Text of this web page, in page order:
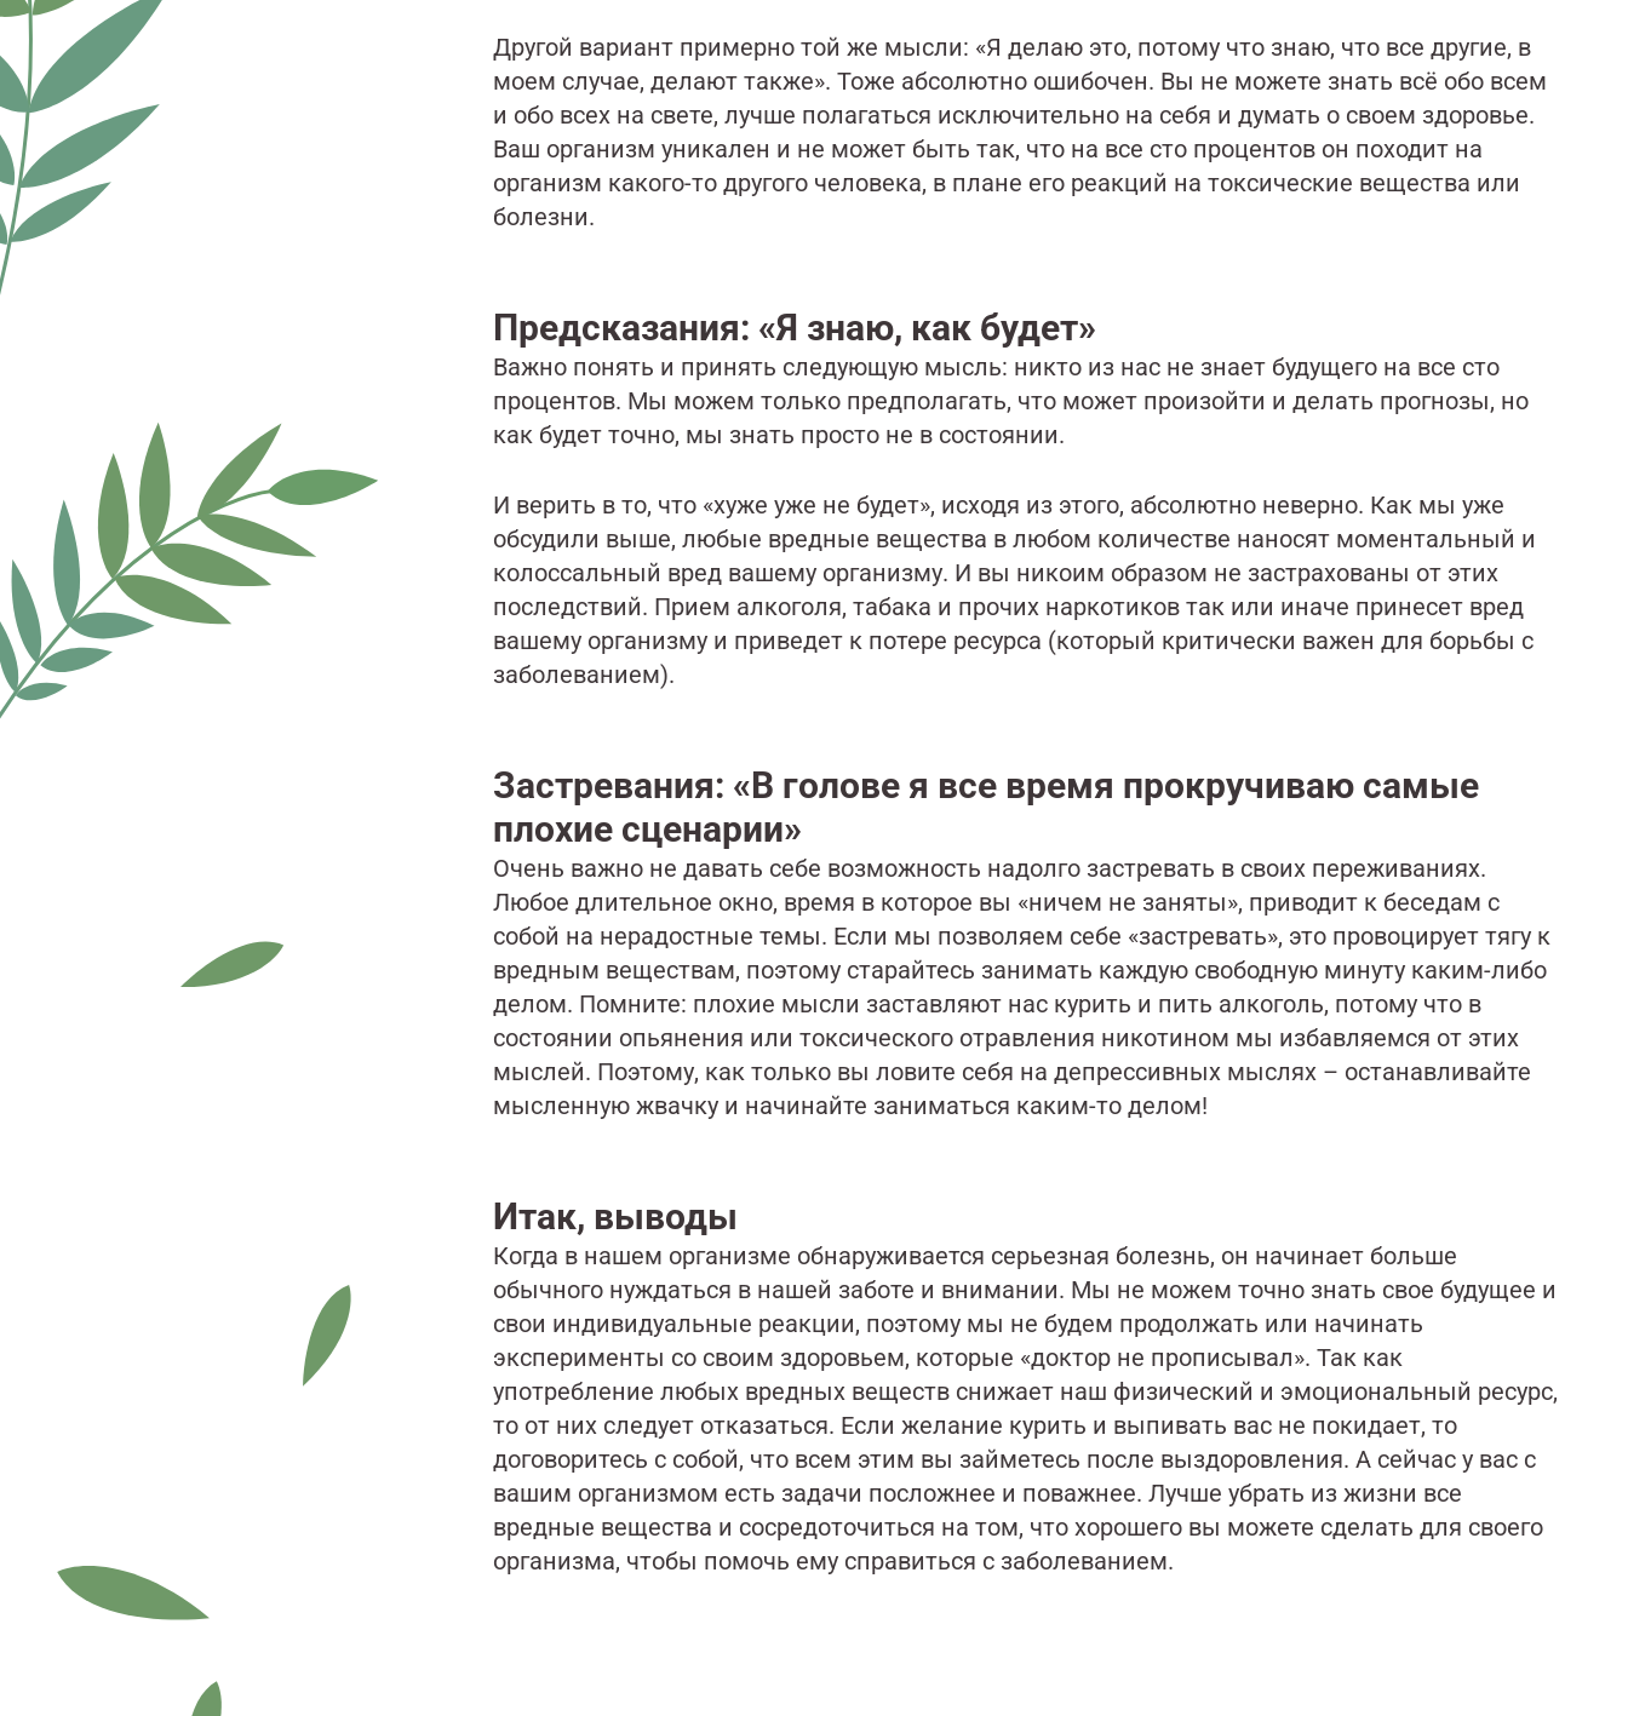
Другой вариант примерно той же мысли: «Я делаю это, потому что знаю, что все другие, в
моем случае, делают также». Тоже абсолютно ошибочен. Вы не можете знать всё обо всем
и обо всех на свете, лучше полагаться исключительно на себя и думать о своем здоровье.
Ваш организм уникален и не может быть так, что на все сто процентов он походит на
организм какого-то другого человека, в плане его реакций на токсические вещества или
болезни.
Предсказания: «Я знаю, как будет»
Важно понять и принять следующую мысль: никто из нас не знает будущего на все сто
процентов. Мы можем только предполагать, что может произойти и делать прогнозы, но
как будет точно, мы знать просто не в состоянии.
И верить в то, что «хуже уже не будет», исходя из этого, абсолютно неверно. Как мы уже
обсудили выше, любые вредные вещества в любом количестве наносят моментальный и
колоссальный вред вашему организму. И вы никоим образом не застрахованы от этих
последствий. Прием алкоголя, табака и прочих наркотиков так или иначе принесет вред
вашему организму и приведет к потере ресурса (который критически важен для борьбы с
заболеванием).
Застревания: «В голове я все время прокручиваю самые
плохие сценарии»
Очень важно не давать себе возможность надолго застревать в своих переживаниях.
Любое длительное окно, время в которое вы «ничем не заняты», приводит к беседам с
собой на нерадостные темы. Если мы позволяем себе «застревать», это провоцирует тягу к
вредным веществам, поэтому старайтесь занимать каждую свободную минуту каким-либо
делом. Помните: плохие мысли заставляют нас курить и пить алкоголь, потому что в
состоянии опьянения или токсического отравления никотином мы избавляемся от этих
мыслей. Поэтому, как только вы ловите себя на депрессивных мыслях – останавливайте
мысленную жвачку и начинайте заниматься каким-то делом!
Итак, выводы
Когда в нашем организме обнаруживается серьезная болезнь, он начинает больше
обычного нуждаться в нашей заботе и внимании. Мы не можем точно знать свое будущее и
свои индивидуальные реакции, поэтому мы не будем продолжать или начинать
эксперименты со своим здоровьем, которые «доктор не прописывал». Так как
употребление любых вредных веществ снижает наш физический и эмоциональный ресурс,
то от них следует отказаться. Если желание курить и выпивать вас не покидает, то
договоритесь с собой, что всем этим вы займетесь после выздоровления. А сейчас у вас с
вашим организмом есть задачи посложнее и поважнее. Лучше убрать из жизни все
вредные вещества и сосредоточиться на том, что хорошего вы можете сделать для своего
организма, чтобы помочь ему справиться с заболеванием.